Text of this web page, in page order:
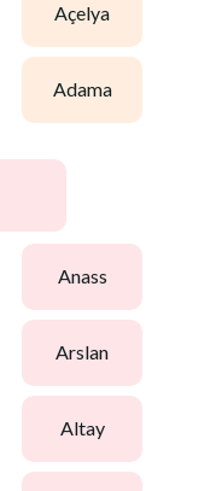
açelya
adama
anass
arslan
altay